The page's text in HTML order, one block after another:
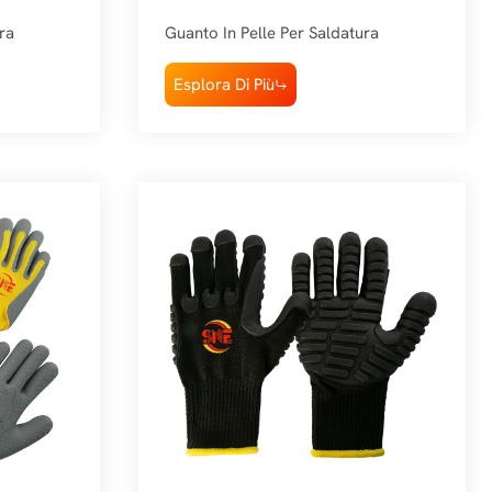
Guanto In Pelle Per Saldatura
Esplora Di Più